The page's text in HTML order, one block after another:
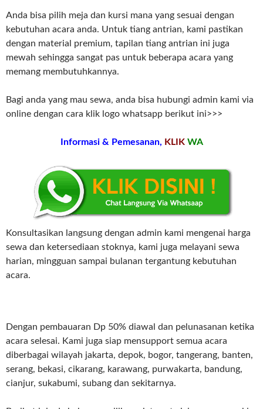
Anda bisa pilih meja dan kursi mana yang sesuai dengan
kebutuhan acara anda. Untuk tiang antrian, kami pastikan
dengan material premium, tapilan tiang antrian ini juga
mewah sehingga sangat pas untuk beberapa acara yang
memang membutuhkannya.
Bagi anda yang mau sewa, anda bisa hubungi admin kami via
online dengan cara klik logo whatsapp berikut ini>>>
Informasi & Pemesanan, KLIK WA
Konsultasikan langsung dengan admin kami mengenai harga
sewa dan ketersediaan stoknya, kami juga melayani sewa
harian, mingguan sampai bulanan tergantung kebutuhan
acara.
Dengan pembauaran Dp 50% diawal dan pelunasanan ketika
acara selesai. Kami juga siap mensupport semua acara
diberbagai wilayah jakarta, depok, bogor, tangerang, banten,
serang, bekasi, cikarang, karawang, purwakarta, bandung,
cianjur, sukabumi, subang dan sekitarnya.